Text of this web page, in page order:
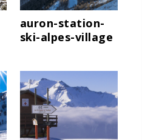
auron-station-
ski-alpes-village